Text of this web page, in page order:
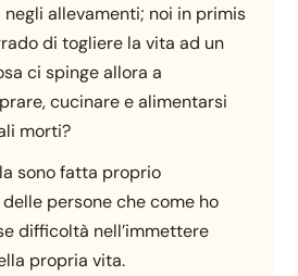
allevamenti; noi in primis
di togliere la vita ad un
ci spinge allora a
cucinare e alimentarsi
morti?
sono fatta proprio
persone che come ho
difficoltà nell’immettere
propria vita.